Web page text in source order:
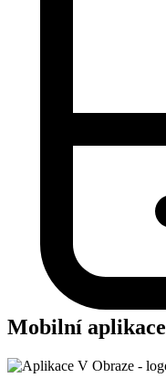
Mobilní aplikace